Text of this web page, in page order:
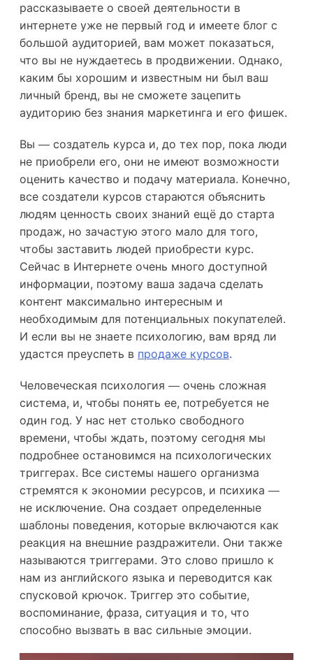
рассказываете о своей деятельности в
интернете уже не первый год и имеете блог с
большой аудиторией, вам может показаться,
что вы не нуждаетесь в продвижении. Однако,
каким бы хорошим и известным ни был ваш
личный бренд, вы не сможете зацепить
аудиторию без знания маркетинга и его фишек.
Вы — создатель курса и, до тех пор, пока люди
не приобрели его, они не имеют возможности
оценить качество и подачу материала. Конечно,
все создатели курсов стараются объяснить
людям ценность своих знаний ещё до старта
продаж, но зачастую этого мало для того,
чтобы заставить людей приобрести курс.
Сейчас в Интернете очень много доступной
информации, поэтому ваша задача сделать
контент максимально интересным и
необходимым для потенциальных покупателей.
И если вы не знаете психологию, вам вряд ли
удастся преуспеть в продаже курсов.
Человеческая психология — очень сложная
система, и, чтобы понять ее, потребуется не
один год. У нас нет столько свободного
времени, чтобы ждать, поэтому сегодня мы
подробнее остановимся на психологических
триггерах. Все системы нашего организма
стремятся к экономии ресурсов, и психика —
не исключение. Она создает определенные
шаблоны поведения, которые включаются как
реакция на внешние раздражители. Они также
называются триггерами. Это слово пришло к
нам из английского языка и переводится как
спусковой крючок. Триггер это событие,
воспоминание, фраза, ситуация и то, что
способно вызвать в вас сильные эмоции.